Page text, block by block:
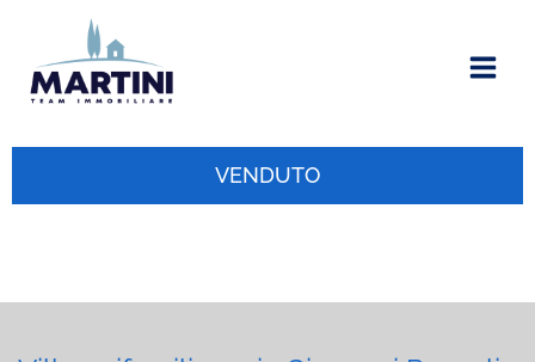
contenuto
VENDUTO